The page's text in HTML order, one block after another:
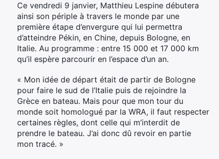
Ce vendredi 9 janvier, Matthieu Lespine débutera
ainsi son périple à travers le monde par une
première étape d’envergure qui lui permettra
d’atteindre Pékin, en Chine, depuis Bologne, en
Italie. Au programme : entre 15 000 et 17 000 km
qu’il espère parcourir en l’espace d’un an.
« Mon idée de départ était de partir de Bologne
pour faire le sud de l’Italie puis de rejoindre la
Grèce en bateau. Mais pour que mon tour du
monde soit homologué par la WRA, il faut respecter
certaines règles, dont celle qui m’interdit de
prendre le bateau. J’ai donc dû revoir en partie
mon tracé. »